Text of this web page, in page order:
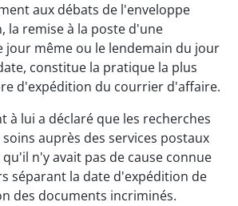
aux débats de l'enveloppe
la remise à la poste d'une
jour même ou le lendemain du jour
constitue la pratique la plus
d'expédition du courrier d'affaire.
à lui a déclaré que les recherches
auprès des services postaux
n'y avait pas de cause connue
séparant la date d'expédition de
des documents incriminés.